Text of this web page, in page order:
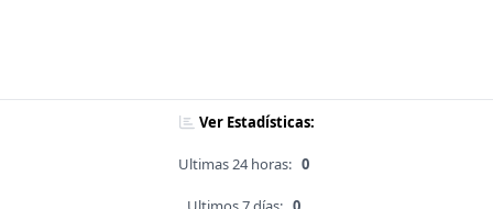
Ver Estadísticas:
Ultimas 24 horas: 0